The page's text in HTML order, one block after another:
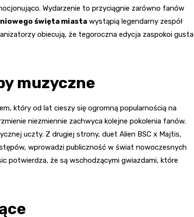
Wydarzenie to przyciągnie zarówno fanów
święta miasta wystąpią legendarny zespół
obiecują, że tegoroczna edycja zaspokoi gusta
muzyczne
który od lat cieszy się ogromną popularnością na
niezmiennie zachwyca kolejne pokolenia fanów.
uczty. Z drugiej strony, duet Alien BSC x Majtis,
wprowadzi publiczność w świat nowoczesnych
potwierdza, że są wschodzącymi gwiazdami, które